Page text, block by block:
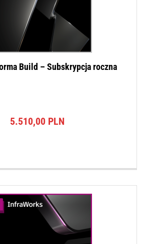
Build – Subskrypcja roczna
5.510,00 PLN